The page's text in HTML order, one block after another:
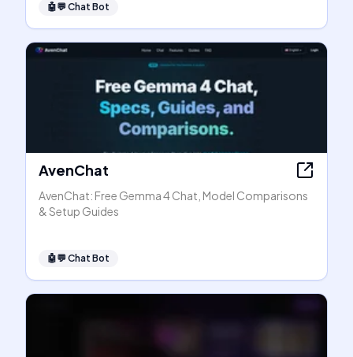
🤖💬 Chat Bot
AvenChat
AvenChat: Free Gemma 4 Chat, Model Comparisons
& Setup Guides
🤖💬 Chat Bot